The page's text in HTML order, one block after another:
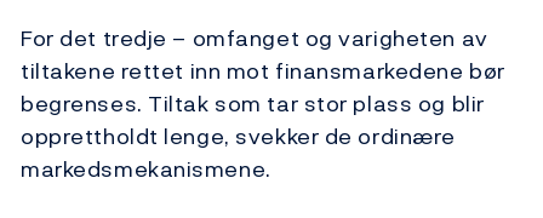
For det tredje – omfanget og varigheten av
tiltakene rettet inn mot finansmarkedene bør
begrenses. Tiltak som tar stor plass og blir
opprettholdt lenge, svekker de ordinære
markedsmekanismene.